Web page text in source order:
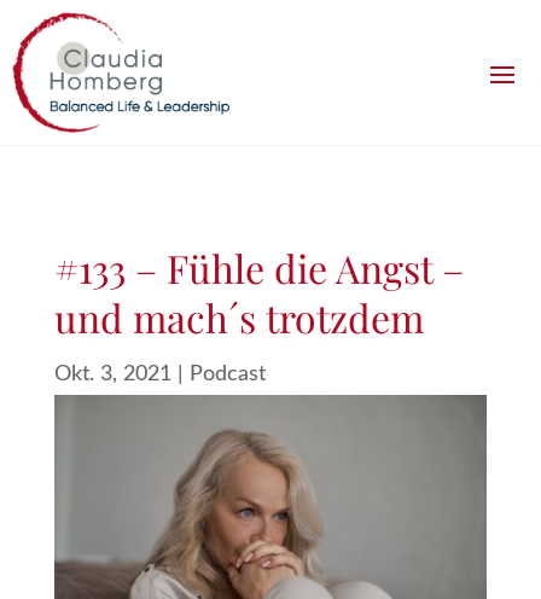
#133 – Fühle die Angst –
und mach´s trotzdem
Okt. 3, 2021| Podcast